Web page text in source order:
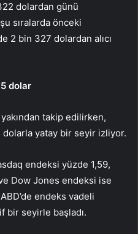
dolardan günü
sıralarda önceki
2 bin 327 dolardan alıcı
dolar
takip edilirken,
yatay bir seyir izliyor.
endeksi yüzde 1,59,
Dow Jones endeksi ise
endeks vadeli
bir seyirle başladı.